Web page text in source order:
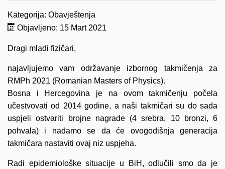
Kategorija: Obavještenja
Objavljeno: 15 Mart 2021
Dragi mladi fizičari,
najavljujemo vam održavanje izbornog takmičenja za
RMPh 2021 (Romanian Masters of Physics).
Bosna i Hercegovina je na ovom takmičenju počela
učestvovati od 2014 godine, a naši takmičari su do sada
uspjeli ostvariti brojne nagrade (4 srebra, 10 bronzi, 6
pohvala) i nadamo se da će ovogodišnja generacija
takmičara nastaviti ovaj niz uspjeha.
Radi epidemiološke situacije u BiH, odlučili smo da je